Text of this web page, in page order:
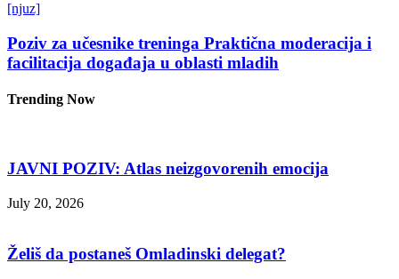
[njuz]
Poziv za učesnike treninga Praktična moderacija i
facilitacija događaja u oblasti mladih
Trending Now
JAVNI POZIV: Atlas neizgovorenih emocija
July 20, 2026
Želiš da postaneš Omladinski delegat?